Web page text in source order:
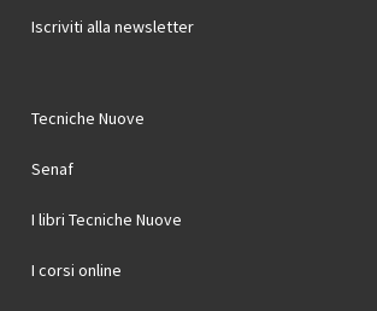
Iscriviti alla newsletter
Tecniche Nuove
Senaf
I libri Tecniche Nuove
I corsi online